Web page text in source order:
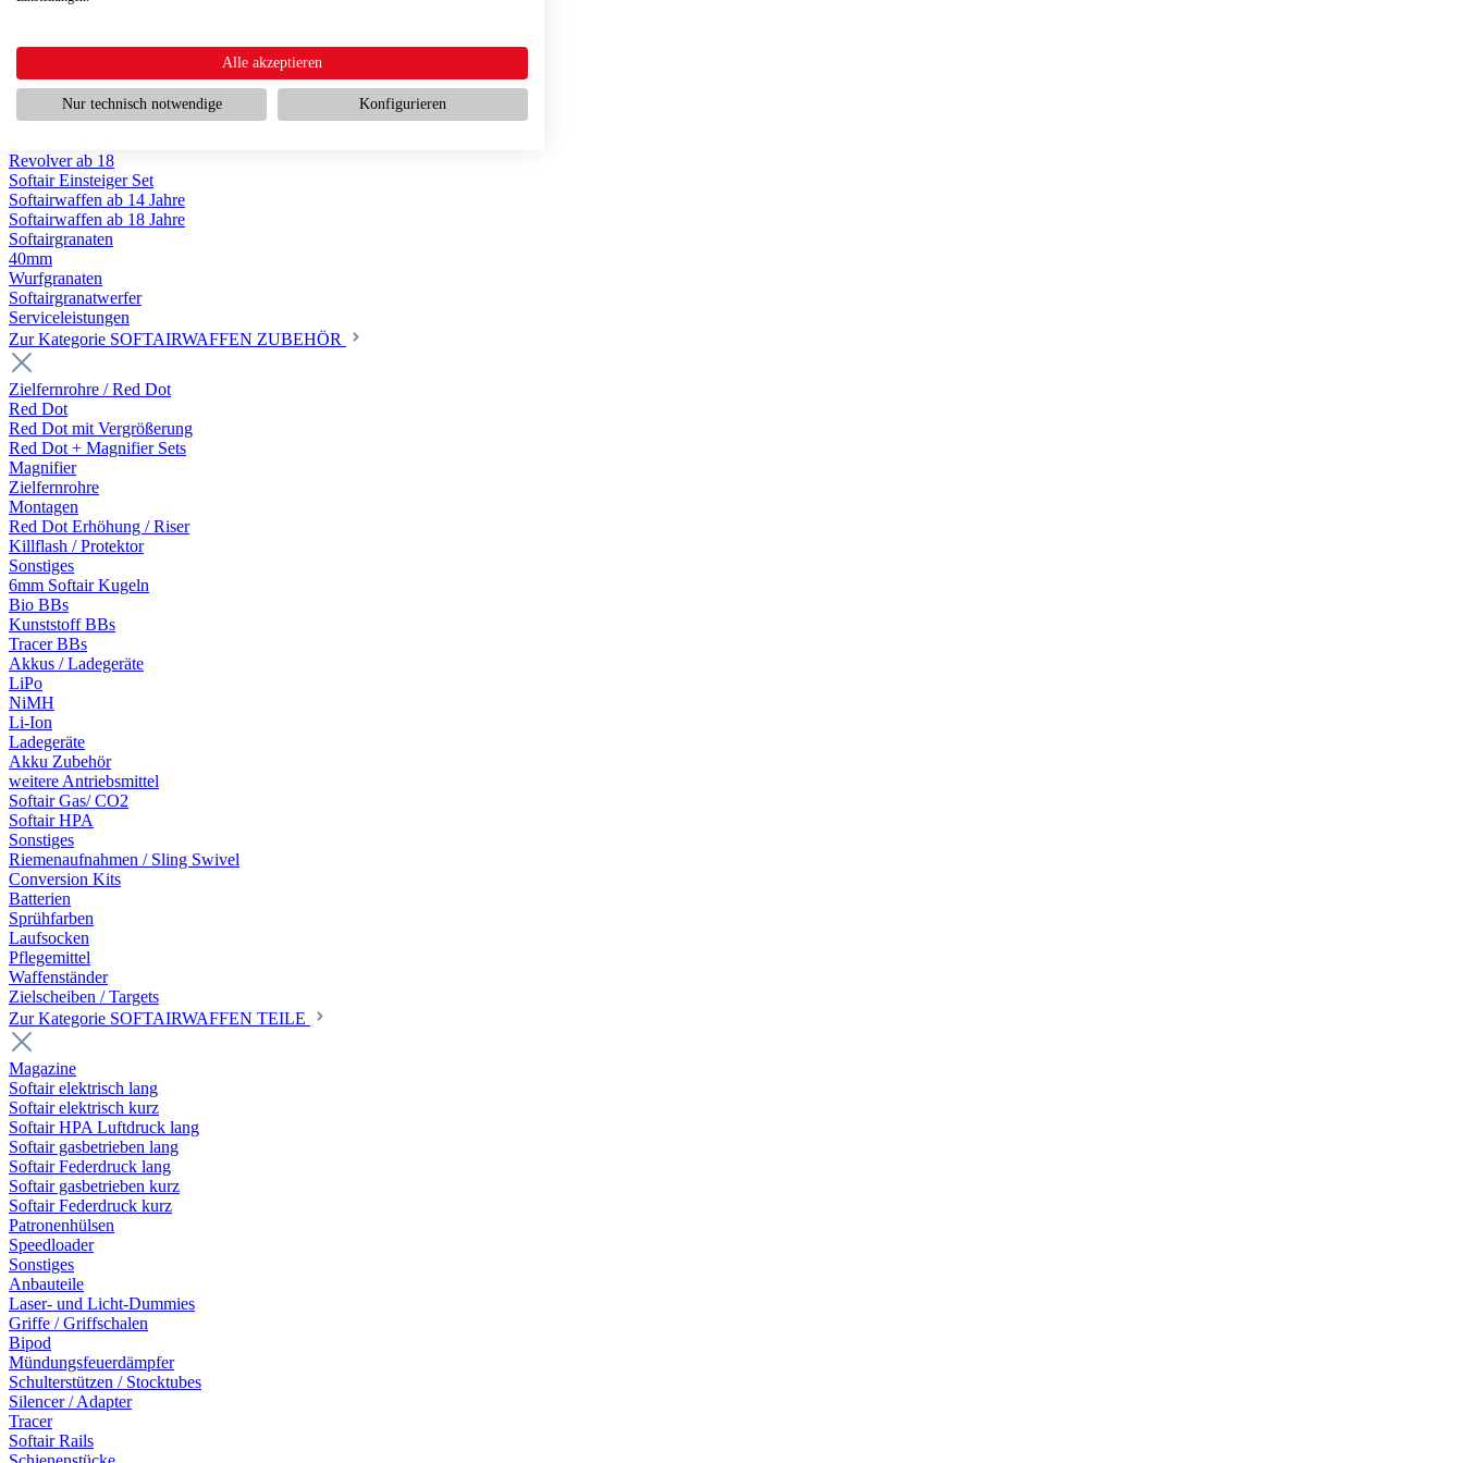
Scharfschützengewehr ab 18
Softair Pistolen
Softair Pistolen elektrisch ab 14
Softair Pistolen Federdruck ab 14
Softair Pistolen HPA Luftdruck ab 18
Revolver ab 18
Softair Einsteiger Set
Softairwaffen ab 14 Jahre
Softairwaffen ab 18 Jahre
Softairgranaten
40mm
Wurfgranaten
Softairgranatwerfer
Serviceleistungen
Zur Kategorie SOFTAIRWAFFEN ZUBEHÖR
Zielfernrohre / Red Dot
Red Dot
Red Dot mit Vergrößerung
Red Dot + Magnifier Sets
Magnifier
Zielfernrohre
Montagen
Red Dot Erhöhung / Riser
Killflash / Protektor
Sonstiges
6mm Softair Kugeln
Bio BBs
Kunststoff BBs
Tracer BBs
Akkus / Ladegeräte
LiPo
NiMH
Li-Ion
Ladegeräte
Akku Zubehör
weitere Antriebsmittel
Softair Gas/ CO2
Softair HPA
Sonstiges
Riemenaufnahmen / Sling Swivel
Conversion Kits
Batterien
Sprühfarben
Laufsocken
Pflegemittel
Waffenständer
Zielscheiben / Targets
Zur Kategorie SOFTAIRWAFFEN TEILE
Magazine
Softair elektrisch lang
Softair elektrisch kurz
Softair HPA Luftdruck lang
Softair gasbetrieben lang
Softair Federdruck lang
Softair gasbetrieben kurz
Softair Federdruck kurz
Patronenhülsen
Speedloader
Sonstiges
Anbauteile
Laser- und Licht-Dummies
Griffe / Griffschalen
Bipod
Mündungsfeuerdämpfer
Schulterstützen / Stocktubes
Silencer / Adapter
Tracer
Softair Rails
Alle akzeptieren
Nur technisch notwendige Konfigurieren